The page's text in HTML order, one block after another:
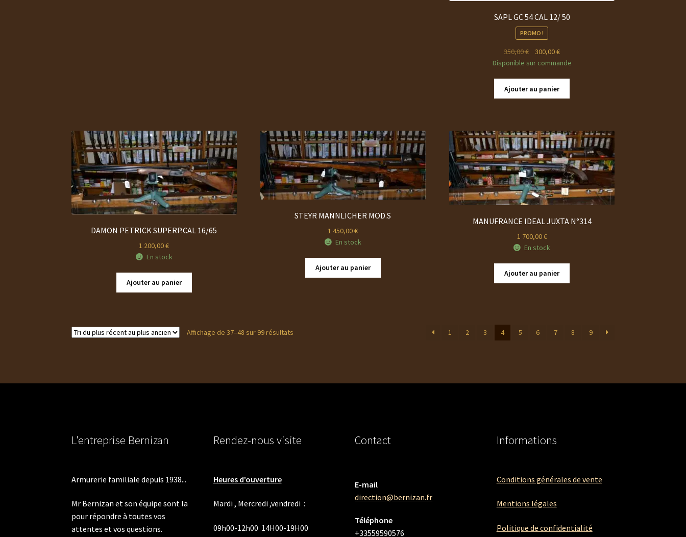
SAPL GC 54 CAL 12/ 50
PROMO !
350,00€
Le
prix
350,00 €.
300,00€Le
prix
Disponible sur commande
Ajouter au panier
DAMON PETRICK SUPERP.CAL 16/65
1 200,00€
En stock
Ajouter au panier
STEYR MANNLICHER MOD.S
1 450,00€
En stock
Ajouter au panier
MANUFRANCE IDEAL JUXTA N°314
1 700,00€
En stock
Ajouter au panier
Affichage de 37–48 sur 99 résultats 1 2 3 4 5 6 7 8 9
L'entreprise Bernizan
Armurerie familiale depuis 1938...
Mr Bernizan et son équipe sont la
pour répondre à toutes vos
attentes et vos questions.
Rendez-nous visite
Heures d’ouverture
Mardi , Mercredi ,vendredi :
09h00-12h00 14H00-19H00
Contact
E-mail
direction@bernizan.fr
Téléphone
+33559590576
Informations
Conditions générales de vente
Mentions légales
Politique de confidentialité